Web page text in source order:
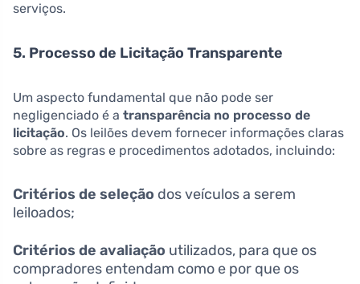
serviços.
5. Processo de Licitação Transparente
Um aspecto fundamental que não pode ser
negligenciado é a transparência no processo de
licitação. Os leilões devem fornecer informações claras
sobre as regras e procedimentos adotados, incluindo:
Critérios de seleção dos veículos a serem
leiloados;
Critérios de avaliação utilizados, para que os
compradores entendam como e por que os